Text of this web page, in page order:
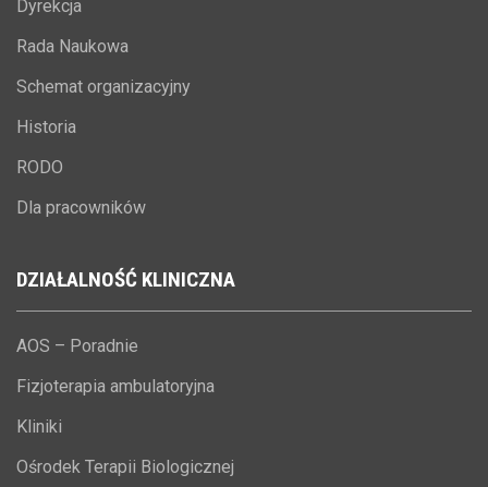
Dyrekcja
Rada Naukowa
Schemat organizacyjny
Historia
RODO
Dla pracowników
DZIAŁALNOŚĆ KLINICZNA
AOS – Poradnie
Fizjoterapia ambulatoryjna
Kliniki
Ośrodek Terapii Biologicznej